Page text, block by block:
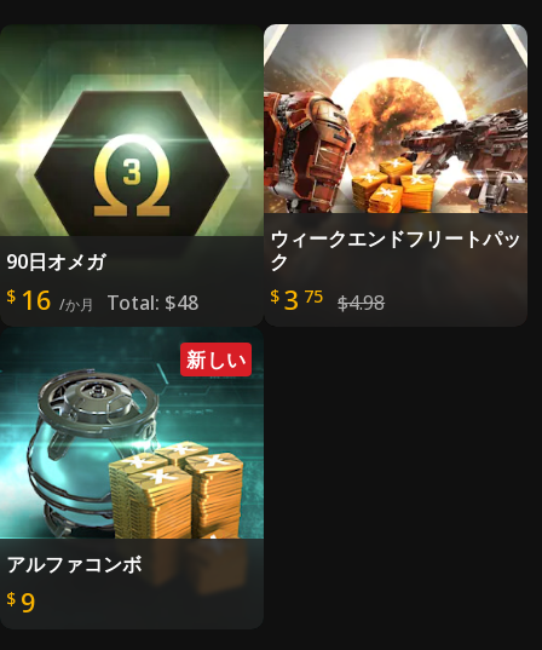
90日オメガ
$ 16 /か月 Total: $48
ウィークエンドフリートパッ
ク
$ 3 75 $4.98
新しい
アルファコンボ
$ 9